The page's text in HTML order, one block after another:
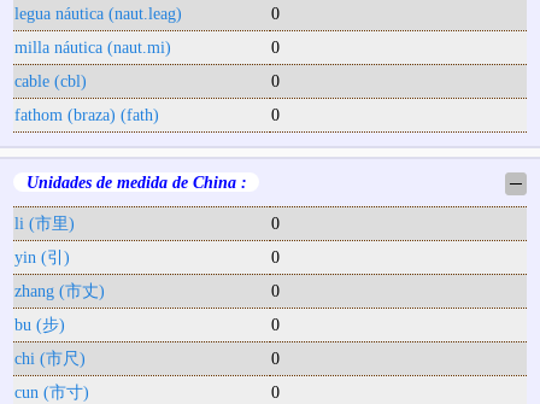
legua náutica (naut.leag)
0
milla náutica (naut.mi)
0
cable (cbl)
0
fathom (braza) (fath)
0
Unidades de medida de China : ─
li (市里)
0
yin (引)
0
zhang (市丈)
0
bu (步)
0
chi (市尺)
0
cun (市寸)
0